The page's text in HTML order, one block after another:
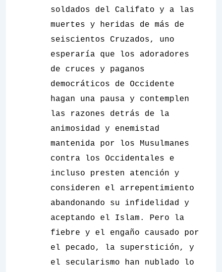
soldados del Califato y a las
muertes y heridas de más de
seiscientos Cruzados, uno
esperaría que los adoradores
de cruces y paganos
democráticos de Occidente
hagan una pausa y contemplen
las razones detrás de la
animosidad y enemistad
mantenida por los Musulmanes
contra los Occidentales e
incluso presten atención y
consideren el arrepentimiento
abandonando su infidelidad y
aceptando el Islam. Pero la
fiebre y el engaño causado por
el pecado, la superstición, y
el secularismo han nublado lo